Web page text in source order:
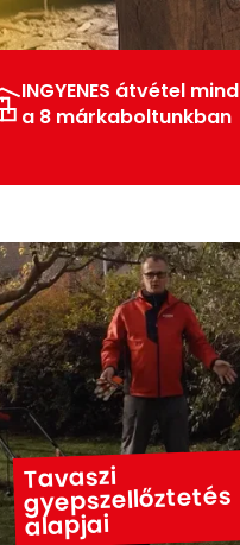
INGYENES átvétel mind
a 8 márkaboltunkban
Tavaszi
gyepszellőztetés
alapjai